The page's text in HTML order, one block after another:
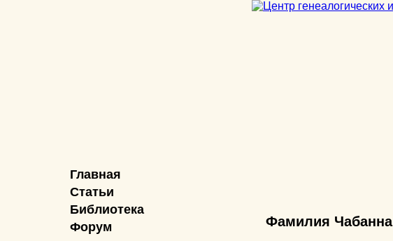
Главная
Статьи
Библиотека
Форум
Фамилия Чабанна